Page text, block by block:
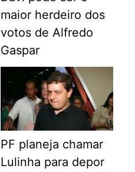
maior herdeiro dos
votos de Alfredo
Gaspar
PF planeja chamar
Lulinha para depor